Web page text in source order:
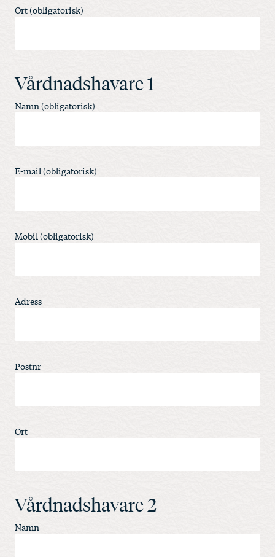
Ort (obligatorisk)
Vårdnadshavare 1
Namn (obligatorisk)
E-mail (obligatorisk)
Mobil (obligatorisk)
Adress
Postnr
Ort
Vårdnadshavare 2
Namn